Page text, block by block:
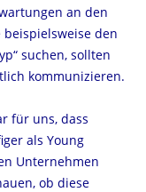
an den
den
suchen, sollten
kommunizieren.
für uns, dass
als Young
Unternehmen
ob diese